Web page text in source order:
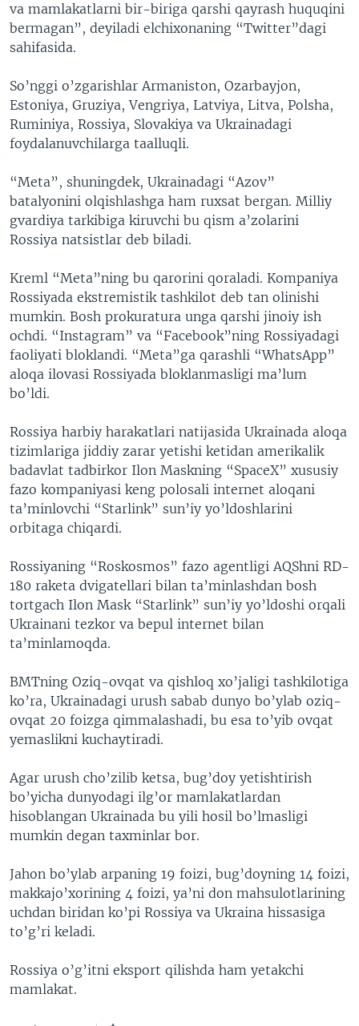
va mamlakatlarni bir-biriga qarshi qayrash huquqini
bermagan”, deyiladi elchixonaning “Twitter”dagi
sahifasida.
So’nggi o’zgarishlar Armaniston, Ozarbayjon,
Estoniya, Gruziya, Vengriya, Latviya, Litva, Polsha,
Ruminiya, Rossiya, Slovakiya va Ukrainadagi
foydalanuvchilarga taalluqli.
“Meta”, shuningdek, Ukrainadagi “Azov”
batalyonini olqishlashga ham ruxsat bergan. Milliy
gvardiya tarkibiga kiruvchi bu qism a’zolarini
Rossiya natsistlar deb biladi.
Kreml “Meta”ning bu qarorini qoraladi. Kompaniya
Rossiyada ekstremistik tashkilot deb tan olinishi
mumkin. Bosh prokuratura unga qarshi jinoiy ish
ochdi. “Instagram” va “Facebook”ning Rossiyadagi
faoliyati bloklandi. “Meta”ga qarashli “WhatsApp”
aloqa ilovasi Rossiyada bloklanmasligi ma’lum
bo’ldi.
Rossiya harbiy harakatlari natijasida Ukrainada aloqa
tizimlariga jiddiy zarar yetishi ketidan amerikalik
badavlat tadbirkor Ilon Maskning “SpaceX” xususiy
fazo kompaniyasi keng polosali internet aloqani
ta’minlovchi “Starlink” sun’iy yo’ldoshlarini
orbitaga chiqardi.
Rossiyaning “Roskosmos” fazo agentligi AQShni RD-
180 raketa dvigatellari bilan ta’minlashdan bosh
tortgach Ilon Mask “Starlink” sun’iy yo’ldoshi orqali
Ukrainani tezkor va bepul internet bilan
ta’minlamoqda.
BMTning Oziq-ovqat va qishloq xo’jaligi tashkilotiga
ko’ra, Ukrainadagi urush sabab dunyo bo’ylab oziq-
ovqat 20 foizga qimmalashadi, bu esa to’yib ovqat
yemaslikni kuchaytiradi.
Agar urush cho’zilib ketsa, bug’doy yetishtirish
bo’yicha dunyodagi ilg’or mamlakatlardan
hisoblangan Ukrainada bu yili hosil bo’lmasligi
mumkin degan taxminlar bor.
Jahon bo’ylab arpaning 19 foizi, bug’doyning 14 foizi,
makkajo’xorining 4 foizi, ya’ni don mahsulotlarining
uchdan biridan ko’pi Rossiya va Ukraina hissasiga
to’g’ri keladi.
Rossiya o’g’itni eksport qilishda ham yetakchi
mamlakat.